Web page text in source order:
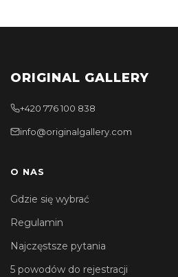
ORIGINAL GALLERY
+420 776 100 838
info@originalgallery.com
O NAS
Gdzie się wybrać
Regulamin
Najczęstsze pytania
5 powodów do rejestracji